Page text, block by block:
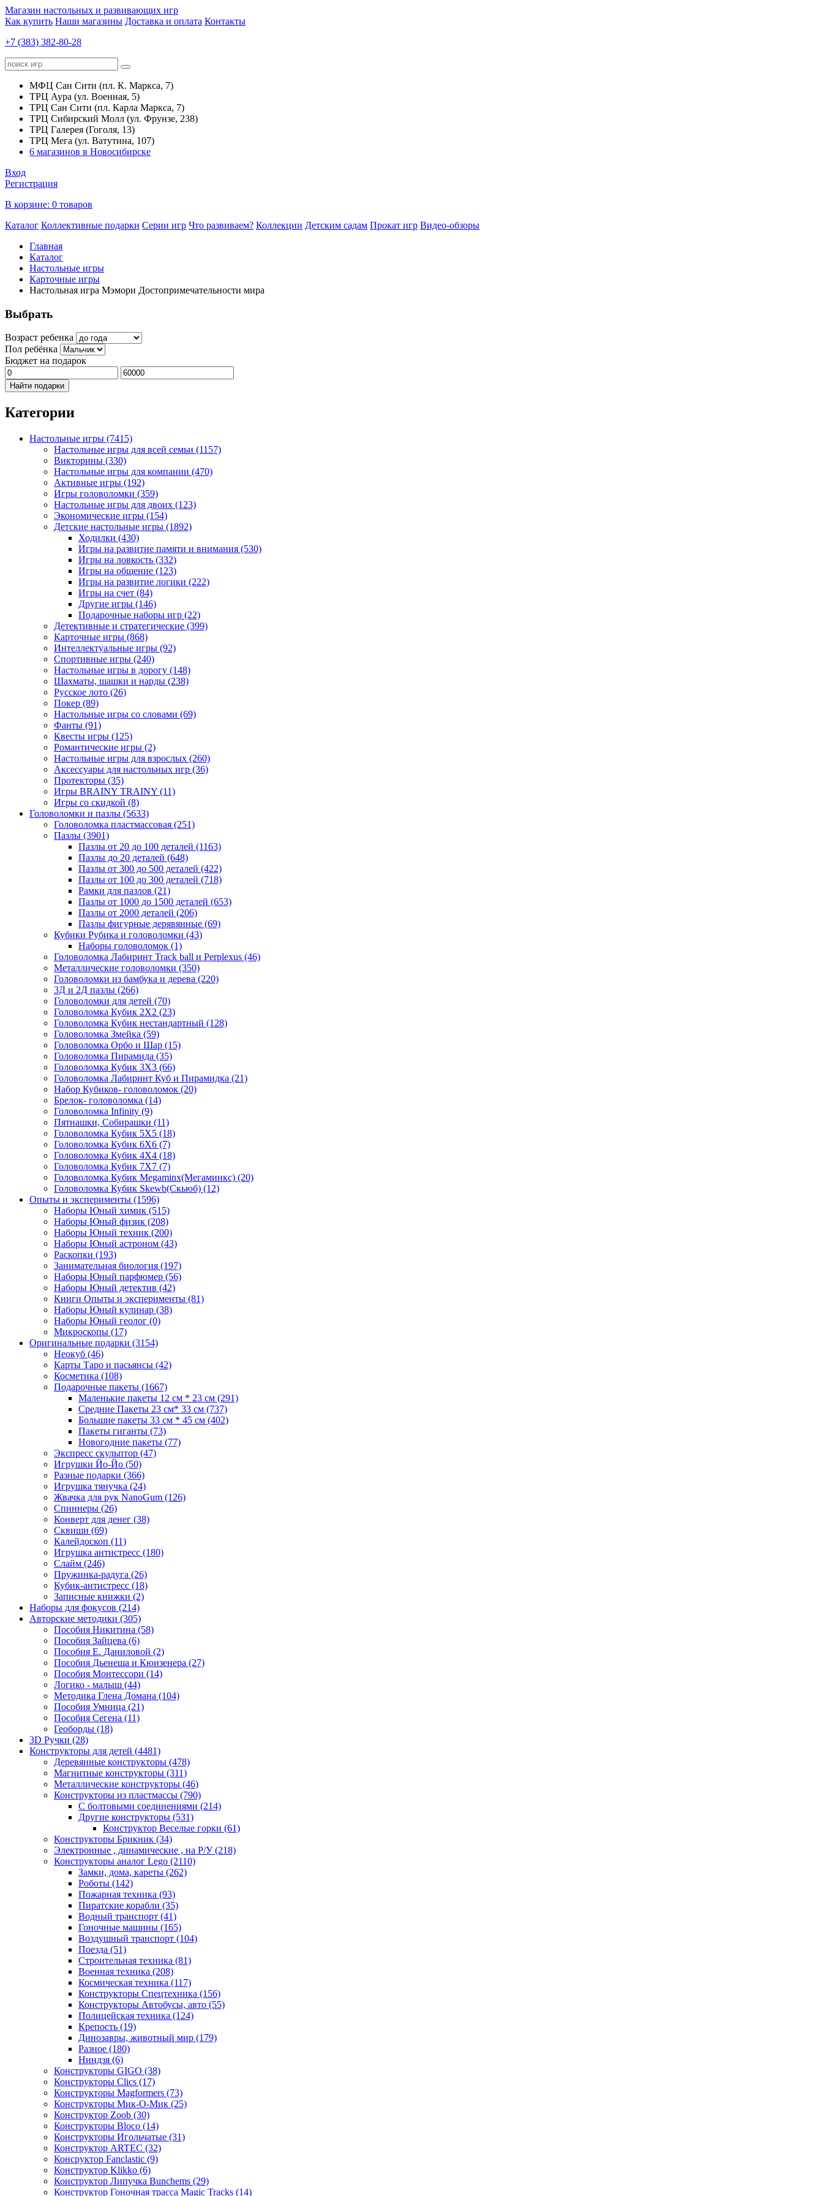
Магазин настольных и развивающих игр
Как купить Наши магазины Доставка и оплата Контакты
+7 (383) 382-80-28
МФЦ Сан Сити (пл. К. Маркса, 7)
ТРЦ Аура (ул. Военная, 5)
ТРЦ Сан Сити (пл. Карла Маркса, 7)
ТРЦ Сибирский Молл (ул. Фрунзе, 238)
ТРЦ Галерея (Гоголя, 13)
ТРЦ Мега (ул. Ватутина, 107)
6 магазинов в Новосибирске
Вход
Регистрация
В корзине: 0 товаров
Каталог Коллективные подарки Серии игр Что развиваем? Коллекции Детским садам Прокат игр Видео-обзоры
Главная
Каталог
Настольные игры
Карточные игры
Настольная игра Мэмори Достопримечательности мира
Выбрать
Возраст ребенка
Пол ребёнка
Бюджет на подарок
Найти подарки
Категории
Настольные игры (7415)
Настольные игры для всей семьи (1157)
Викторины (330)
Настольные игры для компании (470)
Активные игры (192)
Игры головоломки (359)
Настольные игры для двоих (123)
Экономические игры (154)
Детские настольные игры (1892)
Ходилки (430)
Игры на развитие памяти и внимания (530)
Игры на ловкость (332)
Игры на общение (123)
Игры на развитие логики (222)
Игры на счет (84)
Другие игры (146)
Подарочные наборы игр (22)
Детективные и стратегические (399)
Карточные игры (868)
Интеллектуальные игры (92)
Спортивные игры (240)
Настольные игры в дорогу (148)
Шахматы, шашки и нарды (238)
Русское лото (26)
Покер (89)
Настольные игры со словами (69)
Фанты (91)
Квесты игры (125)
Романтические игры (2)
Настольные игры для взрослых (260)
Аксессуары для настольных игр (36)
Протекторы (35)
Игры BRAINY TRAINY (11)
Игры со скидкой (8)
Головоломки и пазлы (5633)
Головоломка пластмассовая (251)
Пазлы (3901)
Пазлы от 20 до 100 деталей (1163)
Пазлы до 20 деталей (648)
Пазлы от 300 до 500 деталей (422)
Пазлы от 100 до 300 деталей (718)
Рамки для пазлов (21)
Пазлы от 1000 до 1500 деталей (653)
Пазлы от 2000 деталей (206)
Пазлы фигурные дерявянные (69)
Кубики Рубика и головоломки (43)
Наборы головоломок (1)
Головоломка Лабиринт Track ball и Perplexus (46)
Металлические головоломки (350)
Головоломки из бамбука и дерева (220)
3Д и 2Д пазлы (266)
Головоломки для детей (70)
Головоломка Кубик 2Х2 (23)
Головоломка Кубик нестандартный (128)
Головоломка Змейка (59)
Головоломка Орбо и Шар (15)
Головоломка Пирамида (35)
Головоломка Кубик 3Х3 (66)
Головоломка Лабиринт Куб и Пирамидка (21)
Набор Кубиков- головоломок (20)
Брелок- головоломка (14)
Головоломка Infinity (9)
Пятнашки, Собирашки (11)
Головоломка Кубик 5Х5 (18)
Головоломка Кубик 6Х6 (7)
Головоломка Кубик 4Х4 (18)
Головоломка Кубик 7Х7 (7)
Головоломка Кубик Megaminx(Мегаминкс) (20)
Головоломка Кубик Skewb(Скьюб) (12)
Опыты и эксперименты (1596)
Наборы Юный химик (515)
Наборы Юный физик (208)
Наборы Юный техник (200)
Наборы Юный астроном (43)
Раскопки (193)
Занимательная биология (197)
Наборы Юный парфюмер (56)
Наборы Юный детектив (42)
Книги Опыты и эксперименты (81)
Наборы Юный кулинар (38)
Наборы Юный геолог (0)
Микроскопы (17)
Оригинальные подарки (3154)
Неокуб (46)
Карты Таро и пасьянсы (42)
Косметика (108)
Подарочные пакеты (1667)
Маленькие пакеты 12 см * 23 см (291)
Средние Пакеты 23 см* 33 см (737)
Большие пакеты 33 см * 45 см (402)
Пакеты гиганты (73)
Новогодние пакеты (77)
Экспресс скульптор (47)
Игрушки Йо-Йо (50)
Разные подарки (366)
Игрушка тянучка (24)
Жвачка для рук NanoGum (126)
Спиннеры (26)
Конверт для денег (38)
Сквиши (69)
Калейдоскоп (11)
Игрушка антистресс (180)
Слайм (246)
Пружинка-радуга (26)
Кубик-антистресс (18)
Записные книжки (2)
Наборы для фокусов (214)
Авторские методики (305)
Пособия Никитина (58)
Пособия Зайцева (6)
Пособия Е. Даниловой (2)
Пособия Дьенеша и Кюизенера (27)
Пособия Монтессори (14)
Логико - малыш (44)
Методика Глена Домана (104)
Пособия Умница (21)
Пособия Сегена (11)
Геоборды (18)
3D Ручки (28)
Конструкторы для детей (4481)
Деревянные конструкторы (478)
Магнитные конструкторы (311)
Металлические конструкторы (46)
Конструкторы из пластмассы (790)
С болтовыми соединениями (214)
Другие конструкторы (531)
Конструктор Веселые горки (61)
Конструкторы Брикник (34)
Электронные , динамические , на Р/У(218)
Конструкторы аналог Lego (2110)
Замки, дома, кареты (262)
Роботы (142)
Пожарная техника (93)
Пиратские корабли (35)
Водный транспорт (41)
Гоночные машины (165)
Воздушный транспорт (104)
Поезда (51)
Строительная техника (81)
Военная техника (208)
Космическая техника (117)
Конструкторы Спецтехника (156)
Конструкторы Автобусы, авто (55)
Полицейская техника (124)
Крепость (19)
Динозавры, животный мир (179)
Разное (180)
Ниндзя (6)
Конструкторы GIGO (38)
Конструкторы Clics (17)
Конструкторы Magformers (73)
Конструкторы Мик-О-Мик (25)
Конструктор Zoob (30)
Конструкторы Bloco (14)
Конструкторы Игольчатые (31)
Конструктор ARTEC (32)
Консруктор Fanclastic (9)
Конструктор Klikko (6)
Конструктор Липучка Bunchems (29)
Конструктор Гоночная трасса Magic Tracks (14)